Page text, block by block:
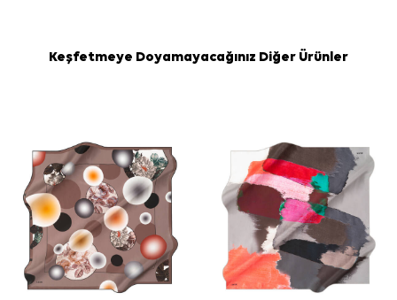
Keşfetmeye Doyamayacağınız Diğer Ürünler